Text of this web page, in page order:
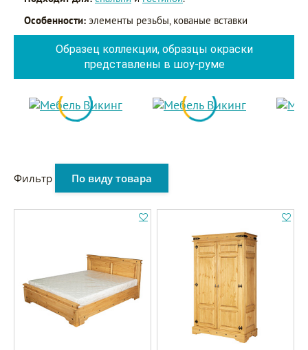
Особенности: элементы резьбы, кованые вставки
Образец коллекции, образцы окраски
представлены в шоу-руме
Фильтр По виду товара